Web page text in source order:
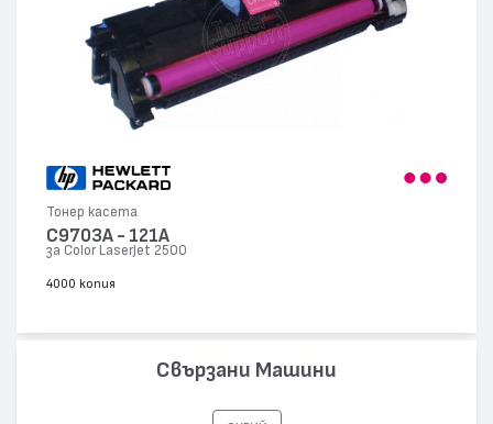
Тонер касета
C9703A - 121A
за Color LaserJet 2500
4000 копия
Свързани Машини